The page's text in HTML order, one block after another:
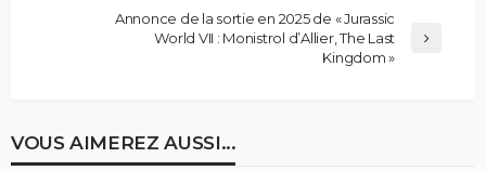
Annonce de la sortie en 2025 de « Jurassic
World VII : Monistrol d’Allier, The Last
Kingdom »
VOUS AIMEREZ AUSSI...